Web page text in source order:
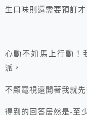
生口味則還需要預訂才
心動不如馬上行動！
派，
不顧電視還開著我就
得到的回答居然是-至